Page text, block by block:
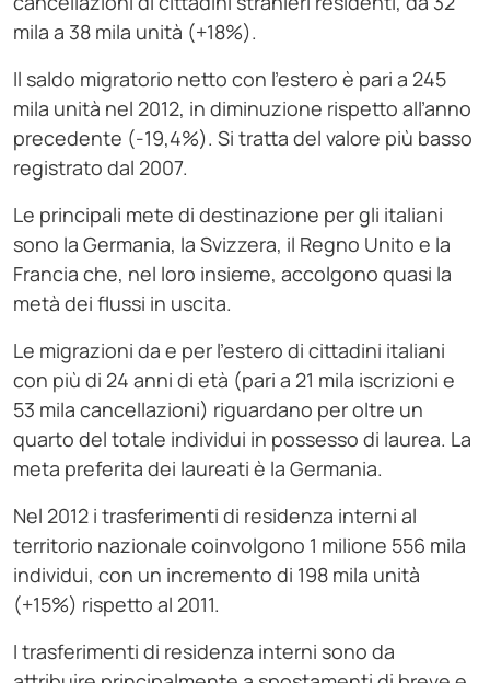
mila a 38 mila unità (+18%).
Il saldo migratorio netto con l’estero è pari a 245
mila unità nel 2012, in diminuzione rispetto all’anno
precedente (-19,4%). Si tratta del valore più basso
registrato dal 2007.
Le principali mete di destinazione per gli italiani
sono la Germania, la Svizzera, il Regno Unito e la
Francia che, nel loro insieme, accolgono quasi la
metà dei flussi in uscita.
Le migrazioni da e per l’estero di cittadini italiani
con più di 24 anni di età (pari a 21 mila iscrizioni e
53 mila cancellazioni) riguardano per oltre un
quarto del totale individui in possesso di laurea. La
meta preferita dei laureati è la Germania.
Nel 2012 i trasferimenti di residenza interni al
territorio nazionale coinvolgono 1 milione 556 mila
individui, con un incremento di 198 mila unità
(+15%) rispetto al 2011.
I trasferimenti di residenza interni sono da